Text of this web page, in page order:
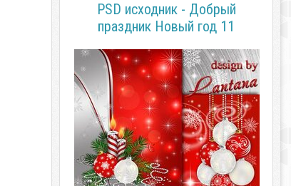
PSD исходник - Добрый
праздник Новый год 11